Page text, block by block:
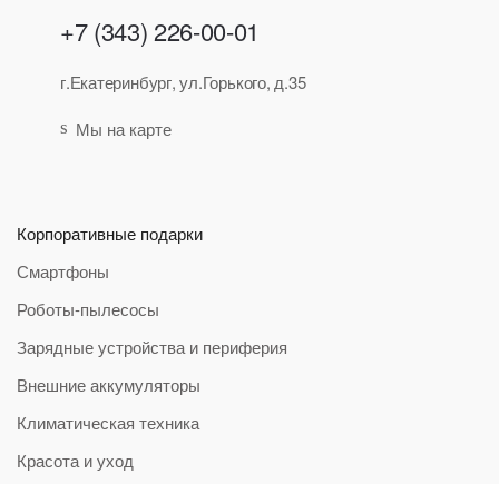
+7 (343) 226-00-01
г.Екатеринбург, ул.Горького, д.35
Мы на карте
Корпоративные подарки
Смартфоны
Роботы-пылесосы
Зарядные устройства и периферия
Внешние аккумуляторы
Климатическая техника
Красота и уход